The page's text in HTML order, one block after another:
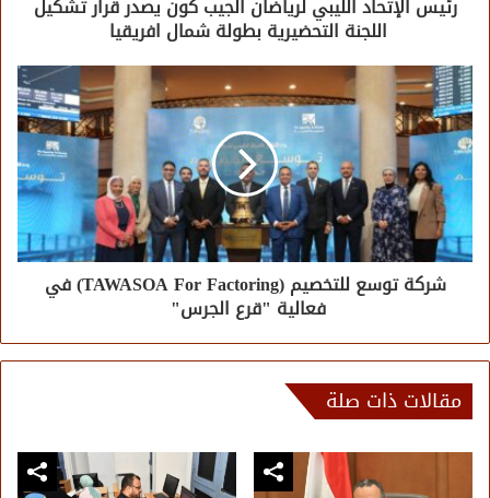
رئيس الإتحاد الليبي لرياضان الجيب كون يصدر قرار تشكيل
اللجنة التحضيرية بطولة شمال افريقيا
شركة توسع للتخصيم (TAWASOA For Factoring) في
فعالية "قرع الجرس"
مقالات ذات صلة